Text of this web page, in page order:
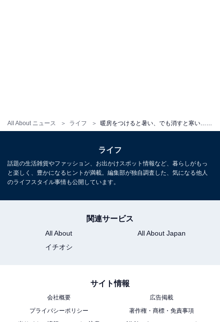
All About ニュース ライフ 暖房をつけると暑い、でも消すと寒い……どうする？ 家電のプロがすすめる設定は
ライフ
話題の生活雑貨やファッション、お出かけスポット情報など、暮らしがもっ
と楽しく、豊かになるヒントが満載。編集部が独自調査した、気になる他人
のライフスタイル事情も公開しています。
関連サービス
All About
All About Japan
イチオシ
サイト情報
会社概要
広告掲載
プライバシーポリシー
著作権・商標・免責事項